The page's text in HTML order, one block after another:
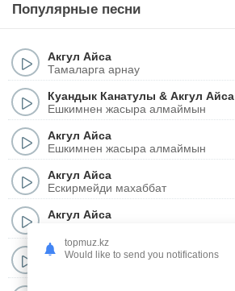
Популярные песни
Акгул Айса
Тамаларга арнау
Куандык Канатулы & Акгул Айса
Ешкимнен жасыра алмаймын
Акгул Айса
Ешкимнен жасыра алмаймын
Акгул Айса
Ескирмейди махаббат
Акгул Айса
Акгул Айса
topmuz.kz
Would like to send you notifications